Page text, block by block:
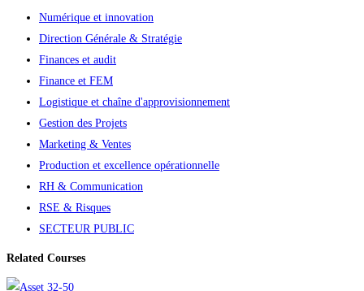
Numérique et innovation
Direction Générale & Stratégie
Finances et audit
Finance et FEM
Logistique et chaîne d'approvisionnement
Gestion des Projets
Marketing & Ventes
Production et excellence opérationnelle
RH & Communication
RSE & Risques
SECTEUR PUBLIC
Related Courses